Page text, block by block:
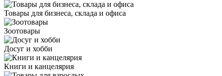
Товары для бизнеса, склада и офиса
Зоотовары
Досуг и хобби
Книги и канцелярия